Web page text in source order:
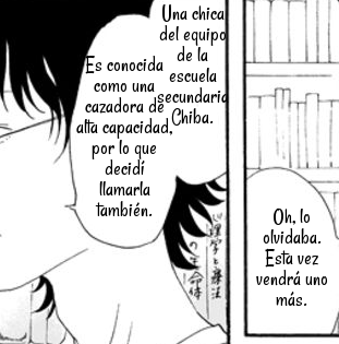
Oh, lo
olvidaba.
Esta vez
vendrá uno
más.
Una chica
del equipo
de la
escuela
secundaria
Chiba.
Es conocida
como una
cazadora de
alta capacidad,
por lo que
decidí
llamarla
también.